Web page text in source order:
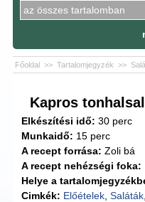
Főoldal >> Tartalomjegyzék >>
Kapros
Elkészítési idő: 30 perc
Munkaidő: 15 perc
A recept forrása: Zoli bá
A recept nehézségi foka:
Helye a
Cimkék: Előételek ,Saláták